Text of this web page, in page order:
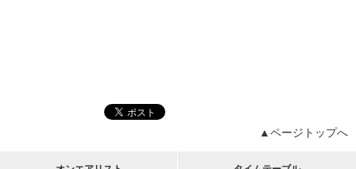
▲ページトップへ